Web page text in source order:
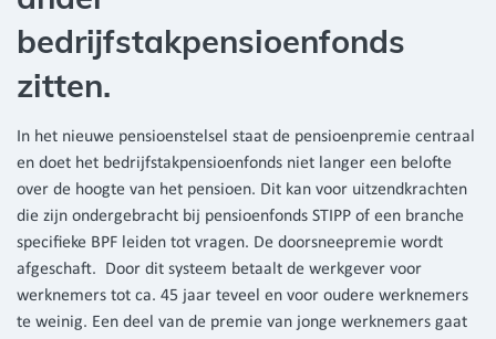
bedrijfstakpensioenfonds
zitten.
In het nieuwe pensioenstelsel staat de pensioenpremie centraal
en doet het bedrijfstakpensioenfonds niet langer een belofte
over de hoogte van het pensioen. Dit kan voor uitzendkrachten
die zijn ondergebracht bij pensioenfonds STIPP of een branche
specifieke BPF leiden tot vragen. De doorsneepremie wordt
afgeschaft. Door dit systeem betaalt de werkgever voor
werknemers tot ca. 45 jaar teveel en voor oudere werknemers
te weinig. Een deel van de premie van jonge werknemers gaat